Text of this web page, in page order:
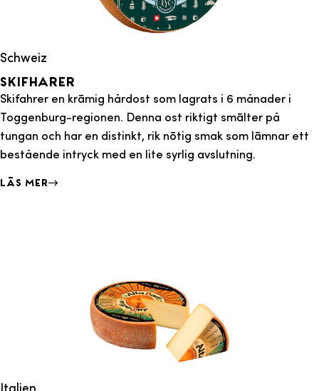
Schweiz
Skifharer
Skifahrer en krämig hårdost som lagrats i 6 månader i
Toggenburg-regionen. Denna ost riktigt smälter på
tungan och har en distinkt, rik nötig smak som lämnar ett
bestående intryck med en lite syrlig avslutning.
Läs mer
Italien